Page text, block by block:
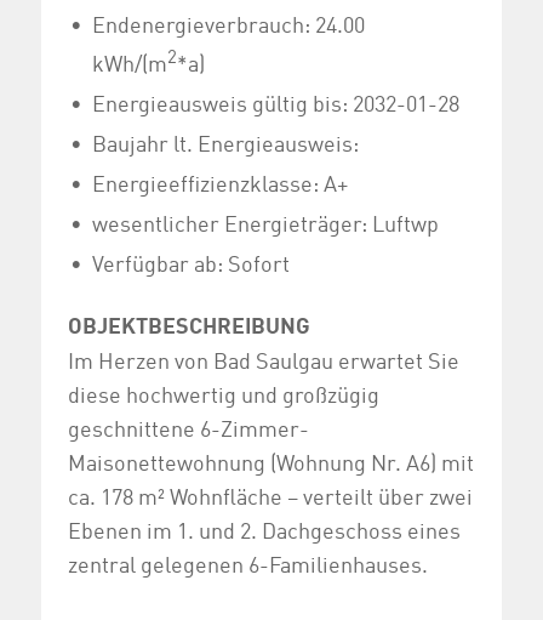
Endenergieverbrauch: 24.00
kWh/(m2*a)
Energieausweis gültig bis: 2032-01-28
Baujahr lt. Energieausweis:
Energieeffizienzklasse: A+
wesentlicher Energieträger: Luftwp
Verfügbar ab: Sofort
OBJEKTBESCHREIBUNG
Im Herzen von Bad Saulgau erwartet Sie
diese hochwertig und großzügig
geschnittene 6-Zimmer-
Maisonettewohnung (Wohnung Nr. A6) mit
ca. 178 m² Wohnfläche – verteilt über zwei
Ebenen im 1. und 2. Dachgeschoss eines
zentral gelegenen 6-Familienhauses.